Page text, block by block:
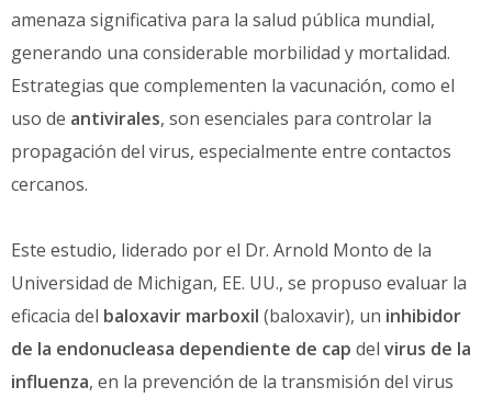
amenaza significativa para la salud pública mundial,
generando una considerable morbilidad y mortalidad.
Estrategias que complementen la vacunación, como el
uso de antivirales, son esenciales para controlar la
propagación del virus, especialmente entre contactos
cercanos.
Este estudio, liderado por el Dr. Arnold Monto de la
Universidad de Michigan, EE. UU., se propuso evaluar la
eficacia del baloxavir marboxil (baloxavir), un inhibidor
de la endonucleasa dependiente de cap del virus de la
influenza, en la prevención de la transmisión del virus